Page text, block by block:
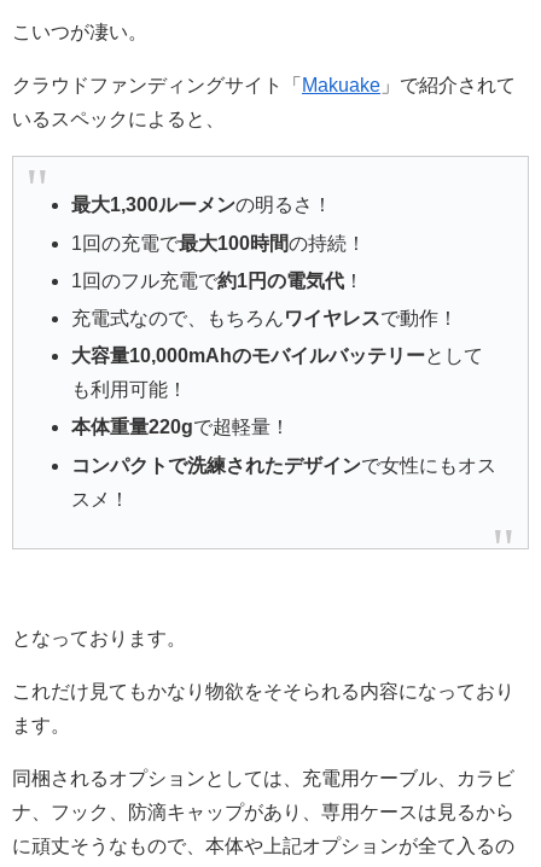
こいつが凄い。
クラウドファンディングサイト「 Makuake 」で紹介されて
いるスペックによると、
最大1,300ルーメンの明るさ！
1回の充電で最大100時間の持続！
1回のフル充電で約1円の電気代 ！
充電式なので、もちろんワイヤレスで動作！
大容量10,000mAhのモバイルバッテリーとして
も利用可能！
本体重量220gで超軽量！
コンパクトで洗練されたデザインで女性にもオス
スメ！
となっております。
これだけ見てもかなり物欲をそそられる内容になっており
ます。
同梱されるオプションとしては、充電用ケーブル、カラビ
ナ、フック、防滴キャップがあり、専用ケースは見るから
に頑丈そうなもので、本体や上記オプションが全て入るの